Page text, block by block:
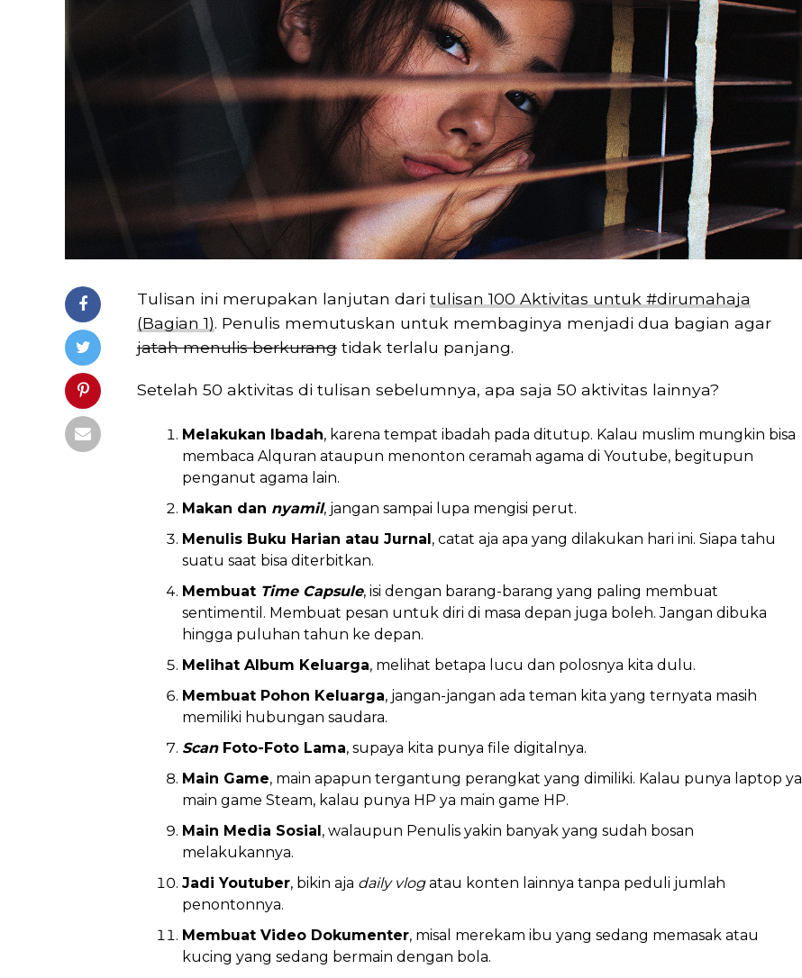
Tulisan ini merupakan lanjutan dari tulisan 100 Aktivitas untuk #dirumahaja
(Bagian 1). Penulis memutuskan untuk membaginya menjadi dua bagian agar
jatah menulis berkurang tidak terlalu panjang.
Setelah 50 aktivitas di tulisan sebelumnya, apa saja 50 aktivitas lainnya?
Melakukan Ibadah, karena tempat ibadah pada ditutup. Kalau muslim mungkin bisa
membaca Alquran ataupun menonton ceramah agama di Youtube, begitupun
penganut agama lain.
Makan dan nyamil, jangan sampai lupa mengisi perut.
Menulis Buku Harian atau Jurnal, catat aja apa yang dilakukan hari ini. Siapa tahu
suatu saat bisa diterbitkan.
Membuat Time Capsule, isi dengan barang-barang yang paling membuat
sentimentil. Membuat pesan untuk diri di masa depan juga boleh. Jangan dibuka
hingga puluhan tahun ke depan.
Melihat Album Keluarga, melihat betapa lucu dan polosnya kita dulu.
Membuat Pohon Keluarga, jangan-jangan ada teman kita yang ternyata masih
memiliki hubungan saudara.
Scan Foto-Foto Lama, supaya kita punya file digitalnya.
Main Game, main apapun tergantung perangkat yang dimiliki. Kalau punya laptop ya
main game Steam, kalau punya HP ya main game HP.
Main Media Sosial, walaupun Penulis yakin banyak yang sudah bosan
melakukannya.
Jadi Youtuber, bikin aja daily vlogatau konten lainnya tanpa peduli jumlah
penontonnya.
Membuat Video Dokumenter, misal merekam ibu yang sedang memasak atau
kucing yang sedang bermain dengan bola.